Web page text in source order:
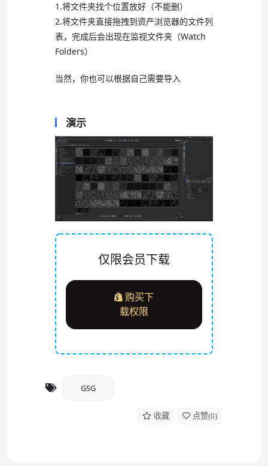
1.将文件夹找个位置放好（不能删）
2.将文件夹直接拖拽到资产浏览器的文件列
表，完成后会出现在监视文件夹（Watch
Folders）
当然，你也可以根据自己需要导入
演示
仅限会员下载
购买下
载权限
GSG
收藏 点赞(0)